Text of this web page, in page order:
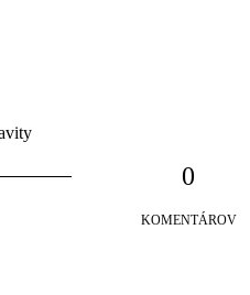
0
KOMENTÁROV